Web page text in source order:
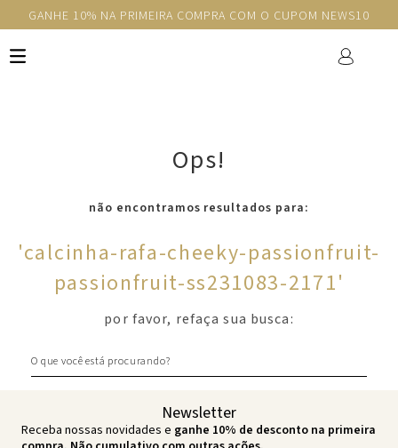
GANHE 10% NA PRIMEIRA COMPRA COM O CUPOM NEWS10
Ops!
não encontramos resultados para:
'calcinha-rafa-cheeky-passionfruit-
passionfruit-ss231083-2171'
por favor, refaça sua busca:
Newsletter
Receba nossas novidades e ganhe 10% de desconto na primeira